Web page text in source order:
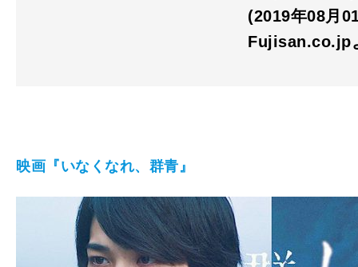
(2019年08月
Fujisan.co.jp
映画『いなくなれ、群青』